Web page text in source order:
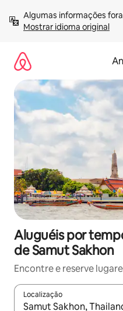
para
Mostrar idioma original
Aluguéis por
de Samut Sakhon
Encontre e reserve
Localização
Quando os resultados